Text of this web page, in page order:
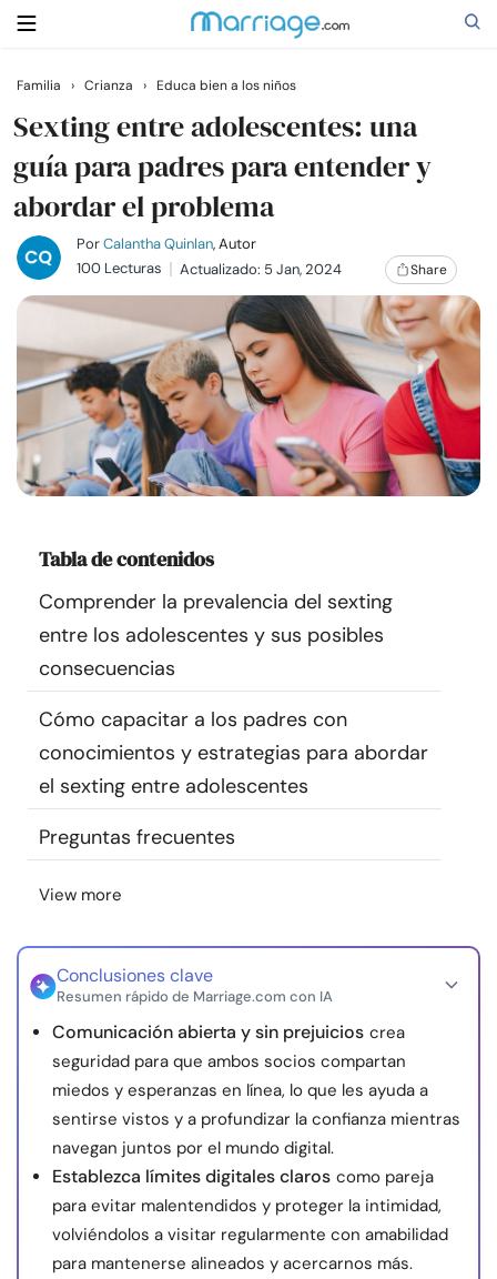
Buscar
Casarse
Relaciones
Ayuda
Cursos
Comunidad
Encuentra un terapeuta
Idioma
Sobre nosotros
nosotros
© Copyright 2026. Todos los derechos reservados.
Familia › Crianza › Educa bien a los niños
Sexting entre adolescentes: una
guía para padres para entender y
abordar el problema
PorCalantha Quinlan, Autor
100 Lecturas
Actualizado: 5 Jan, 2024 Share
Tabla de contenidos
Comprender la prevalencia del sexting
entre los adolescentes y sus posibles
consecuencias
Cómo capacitar a los padres con
conocimientos y estrategias para abordar
el sexting entre adolescentes
Preguntas frecuentes
View more
Conclusiones clave
Resumen rápido de Marriage.com con IA
Comunicación abierta y sin prejuicios crea
seguridad para que ambos socios compartan
miedos y esperanzas en línea, lo que les ayuda a
sentirse vistos y a profundizar la confianza mientras
navegan juntos por el mundo digital.
Establezca límites digitales claros como pareja
para evitar malentendidos y proteger la intimidad,
volviéndolos a visitar regularmente con amabilidad
para mantenerse alineados y acercarnos más.